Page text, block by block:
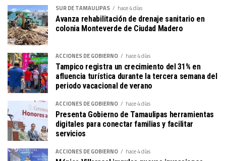
SUR DE TAMAULIPAS hace 4 días
Avanza rehabilitación de drenaje sanitario en
colonia Monteverde de Ciudad Madero
ACCIONES DE GOBIERNO hace 4 días
Tampico registra un crecimiento del 31% en
afluencia turística durante la tercera semana del
periodo vacacional de verano
ACCIONES DE GOBIERNO hace 4 días
Presenta Gobierno de Tamaulipas herramientas
digitales para conectar familias y facilitar
servicios
ACCIONES DE GOBIERNO hace 4 días